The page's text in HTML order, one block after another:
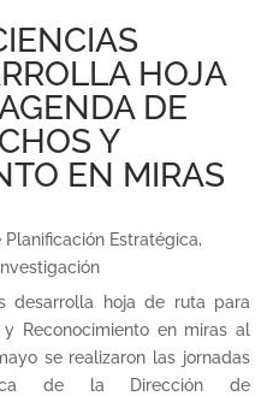
HOJA
DE
Y
EN MIRAS
Estratégica,
Investigación
desarrolla hoja de ruta para
Reconocimiento en miras al
se realizaron las jornadas
de la Dirección de